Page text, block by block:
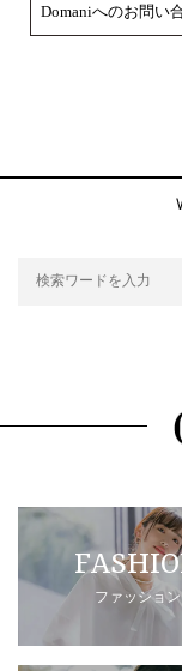
Domaniへのお問い
ファッション